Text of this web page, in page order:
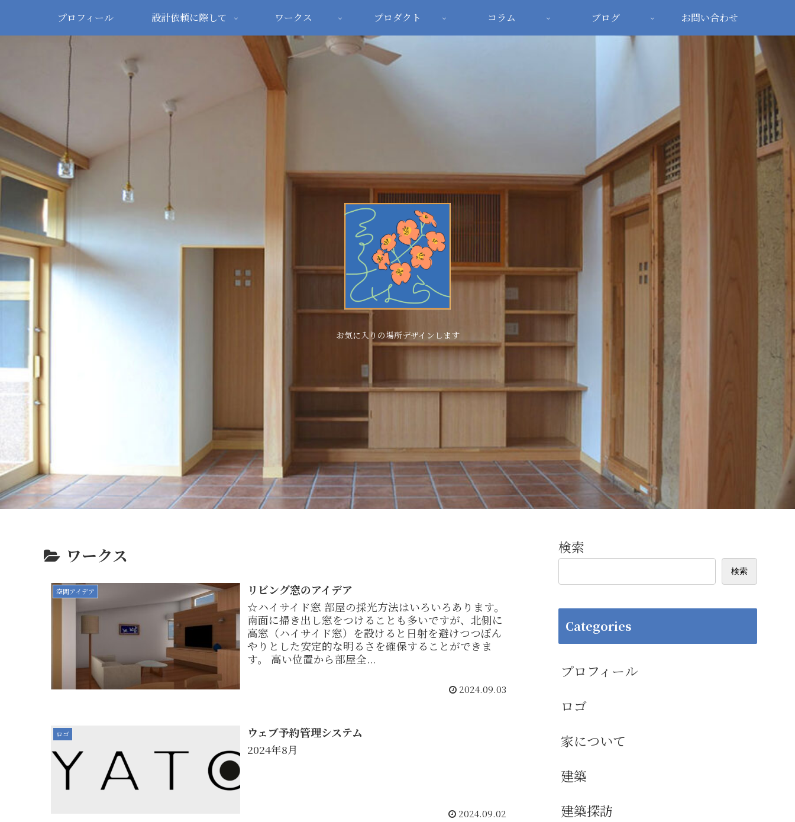
お気に入りの場所デザインします
プロフィール 設計依頼に際して ワークス プロダクト コラム ブログ お問い合わせ
ワークス
空間アイデア リビング窓のアイデア
☆ハイサイド窓 部屋の採光方法はいろいろあります。
南面に掃き出し窓をつけることも多いですが、北側に
高窓（ハイサイド窓）を設けると日射を避けつつぼん
やりとした安定的な明るさを確保することができま
す。 高い位置から部屋全...
2024.09.03
ロゴ ウェブ予約管理システム
2024年8月
2024.09.02
検索
検索
Categories
プロフィール
ロゴ
家について
建築
建築探訪